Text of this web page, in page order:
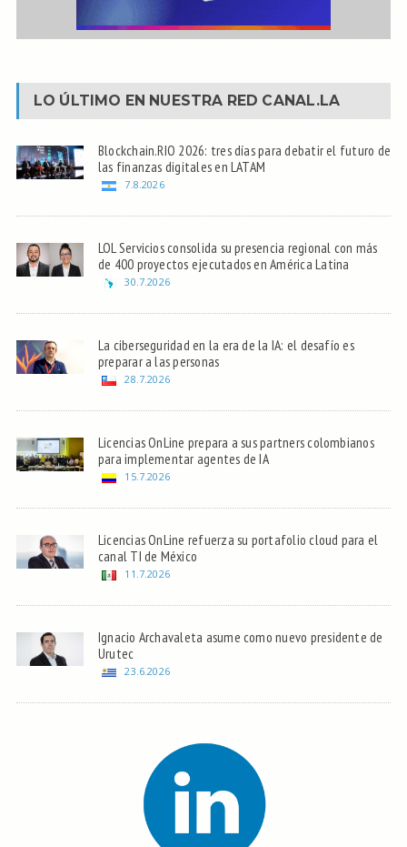
LO ÚLTIMO EN NUESTRA RED CANAL.LA
Blockchain.RIO 2026: tres días para debatir el futuro de
las finanzas digitales en LATAM
7.8.2026
LOL Servicios consolida su presencia regional con más
de 400 proyectos ejecutados en América Latina
30.7.2026
La ciberseguridad en la era de la IA: el desafío es
preparar a las personas
28.7.2026
Licencias OnLine prepara a sus partners colombianos
para implementar agentes de IA
15.7.2026
Licencias OnLine refuerza su portafolio cloud para el
canal TI de México
11.7.2026
Ignacio Archavaleta asume como nuevo presidente de
Urutec
23.6.2026